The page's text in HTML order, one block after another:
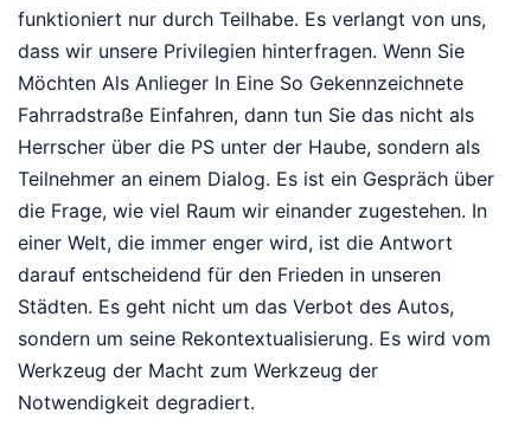
funktioniert nur durch Teilhabe. Es verlangt von uns,
dass wir unsere Privilegien hinterfragen. Wenn Sie
Möchten Als Anlieger In Eine So Gekennzeichnete
Fahrradstraße Einfahren, dann tun Sie das nicht als
Herrscher über die PS unter der Haube, sondern als
Teilnehmer an einem Dialog. Es ist ein Gespräch über
die Frage, wie viel Raum wir einander zugestehen. In
einer Welt, die immer enger wird, ist die Antwort
darauf entscheidend für den Frieden in unseren
Städten. Es geht nicht um das Verbot des Autos,
sondern um seine Rekontextualisierung. Es wird vom
Werkzeug der Macht zum Werkzeug der
Notwendigkeit degradiert.